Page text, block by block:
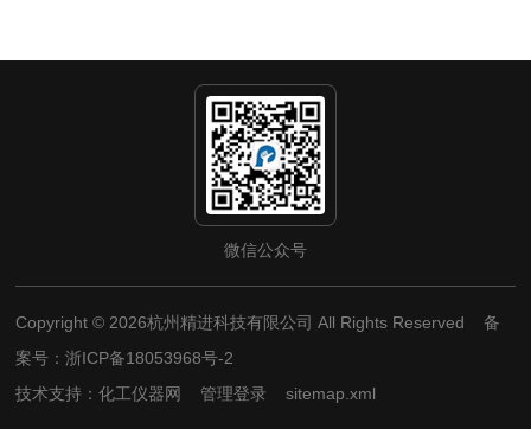
微信公众号
Copyright © 2026杭州精进科技有限公司 All Rights Reserved 备
案号：浙ICP备18053968号-2
技术支持：化工仪器网 管理登录 sitemap.xml